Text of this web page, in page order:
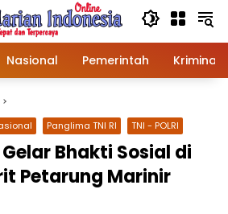
Nasional Pemerintah Kriminal
Panglima TNI RI TNI - POLRI
Bhakti Sosial di
Petarung Marinir